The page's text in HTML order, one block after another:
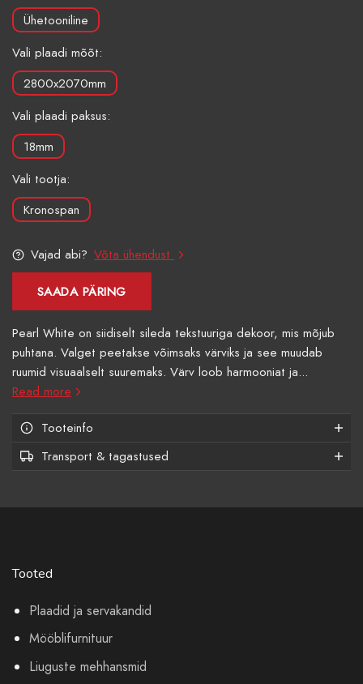
Ühetooniline
Vali plaadi mõõt:
2800x2070mm
Vali plaadi paksus:
18mm
Vali tootja:
Kronospan
Vajad abi? Võta ühendust
SAADA PÄRING
Pearl White on siidiselt sileda tekstuuriga dekoor, mis mõjub
puhtana. Valget peetakse võimsaks värviks ja see muudab
ruumid visuaalselt suuremaks. Värv loob harmooniat ja...
Read more
Tooteinfo
Transport & tagastused
Tooted
Plaadid ja servakandid
Mööblifurnituur
Liuguste mehhansmid